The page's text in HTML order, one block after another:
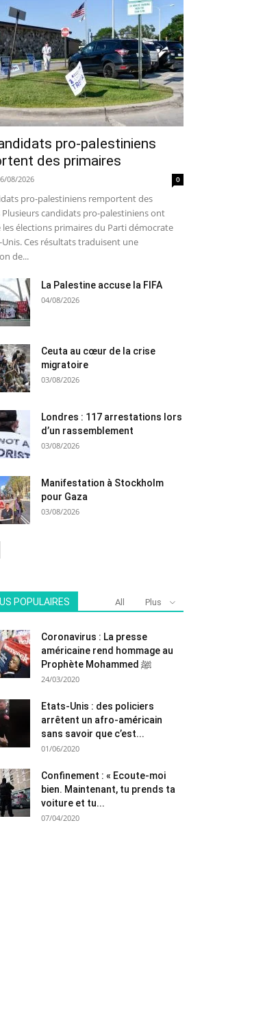
pro-palestiniens
des primaires
08/2026 0
pro-palestiniens remportent des
candidats pro-palestiniens ont
élections primaires du Parti démocrate
Ces résultats traduisent une
de...
La Palestine accuse la FIFA
04/08/2026
Ceuta au cœur de la crise
migratoire
03/08/2026
Londres : 117 arrestations lors
d’un rassemblement
03/08/2026
Manifestation à Stockholm
pour Gaza
03/08/2026
POPULAIRES All Plus
Coronavirus : La presse
américaine rend hommage au
Prophète Mohammed ﷺ
24/03/2020
Etats-Unis : des policiers
arrêtent un afro-américain
sans savoir que c’est...
01/06/2020
Confinement : « Ecoute-moi
bien. Maintenant, tu prends ta
voiture et tu...
07/04/2020